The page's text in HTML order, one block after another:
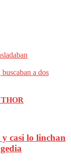
a dos
casi lo linchan